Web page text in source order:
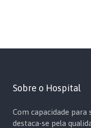
Sobre o Hospital
Com capacidade para
destaca-se pela